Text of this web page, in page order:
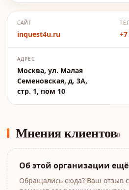
САЙТ
inquest4u.ru
АДРЕС
Москва, ул. Малая
Семеновская, д. 3А,
стр. 1, пом 10
Мнения клиентов0
Об этой организации
Обращались сюда? Ваш отзыв